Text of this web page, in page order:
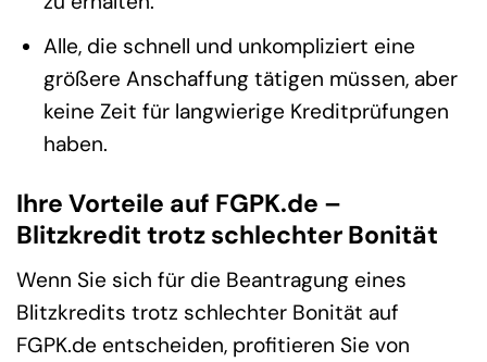
Alle, die schnell und unkompliziert eine
größere Anschaffung tätigen müssen, aber
keine Zeit für langwierige Kreditprüfungen
haben.
Ihre Vorteile auf FGPK.de –
Blitzkredit trotz schlechter Bonität
Wenn Sie sich für die Beantragung eines
Blitzkredits trotz schlechter Bonität auf
FGPK.de entscheiden, profitieren Sie von